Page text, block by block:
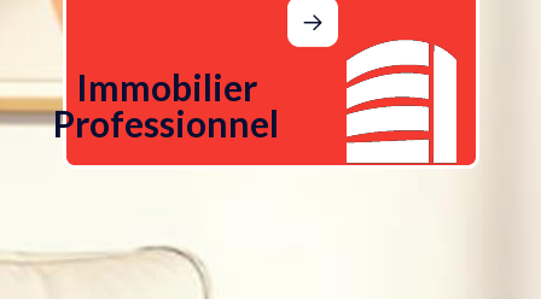
Immobilier
Professionnel